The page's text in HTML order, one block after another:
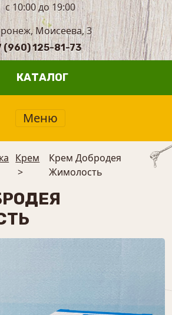
с 10:00 до 19:00
Моисеева, 3
(960) 125-81-73
КАТАЛОГ
Меню
Крем
>
Крем Добродея
Жимолость